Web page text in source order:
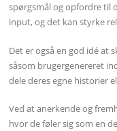
spørgsmål og opfordre til
input, og det kan styrke
Det er også en god idé at
såsom brugergenereret
dele deres egne historier
Ved at anerkende og
hvor de føler sig som en